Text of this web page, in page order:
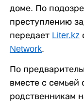
доме. По
преступлению
передает Liter.kz
Network.
По
вместе с семьей
родственникам